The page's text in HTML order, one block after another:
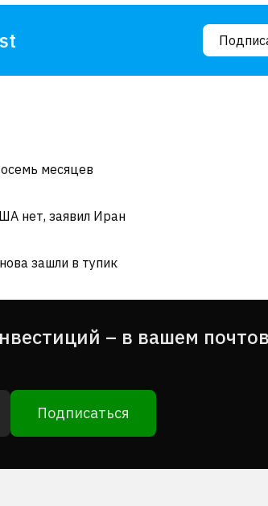
месяцев
нет, заявил Иран
зашли в тупик
– в вашем
Подписаться